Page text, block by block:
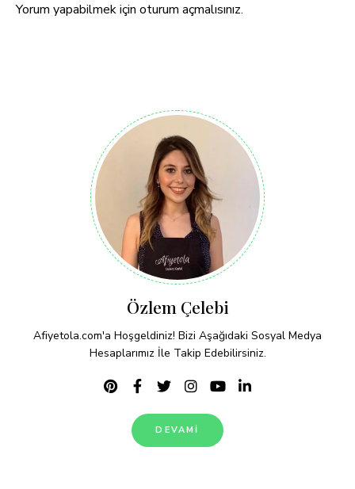
Yorum yapabilmek için oturum açmalısınız.
Özlem Çelebi
Afiyetola.com'a Hoşgeldiniz! Bizi Aşağıdaki Sosyal Medya
Hesaplarımız İle Takip Edebilirsiniz.
DEVAMI